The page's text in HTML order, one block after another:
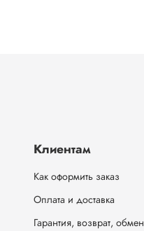
Клиентам
Как оформить заказ
Оплата и доставка
Гарантия, возврат, обмен